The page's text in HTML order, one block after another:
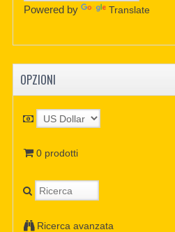
Powered by Translate
OPZIONI
0 prodotti
Ricerca avanzata